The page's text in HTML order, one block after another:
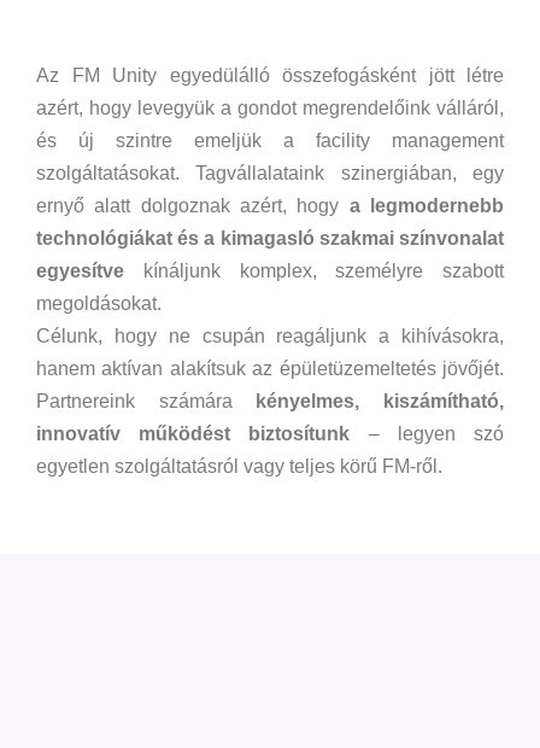
Az FM Unity egyedülálló összefogásként jött létre
azért, hogy levegyük a gondot megrendelőink válláról,
és új szintre emeljük a facility management
szolgáltatásokat. Tagvállalataink szinergiában, egy
ernyő alatt dolgoznak azért, hogy a legmodernebb
technológiákat és a kimagasló szakmai színvonalat
egyesítve kínáljunk komplex, személyre szabott
megoldásokat.
Célunk, hogy ne csupán reagáljunk a kihívásokra,
hanem aktívan alakítsuk az épületüzemeltetés jövőjét.
Partnereink számára kényelmes, kiszámítható,
innovatív működést biztosítunk – legyen szó
egyetlen szolgáltatásról vagy teljes körű FM-ről.